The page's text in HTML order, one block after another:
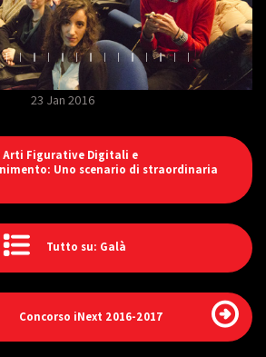
23 Jan 2016
Arti Figurative Digitali e
Uno scenario di straordinaria
Tutto su: Galà
Concorso iNext 2016-2017